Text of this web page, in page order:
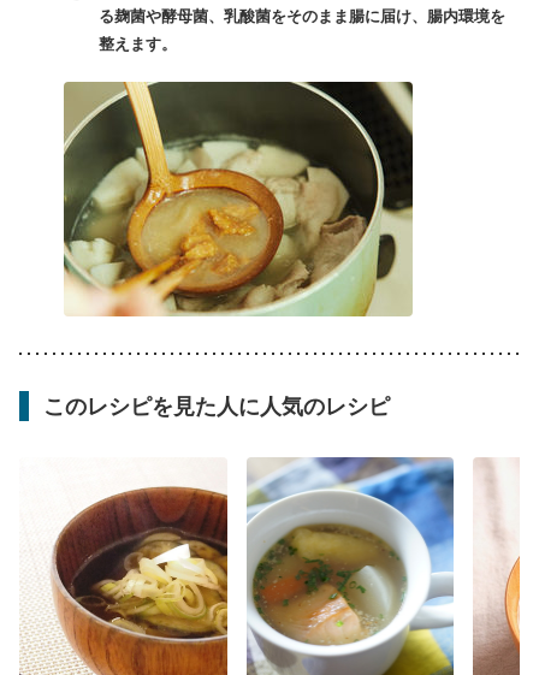
る麹菌や酵母菌、乳酸菌をそのまま腸に届け、腸内環境を
整えます。
このレシピを見た人に人気のレシピ